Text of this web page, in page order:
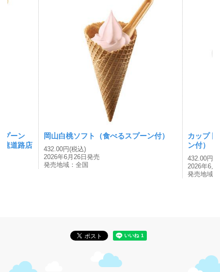
プーン
速道路店
岡山白桃ソフト（食べるスプーン付）
432.00円(税込)
2026年6月26日発売
発売地域：全国
カップ
ン付）
432.00円(
2026年6月
発売地域